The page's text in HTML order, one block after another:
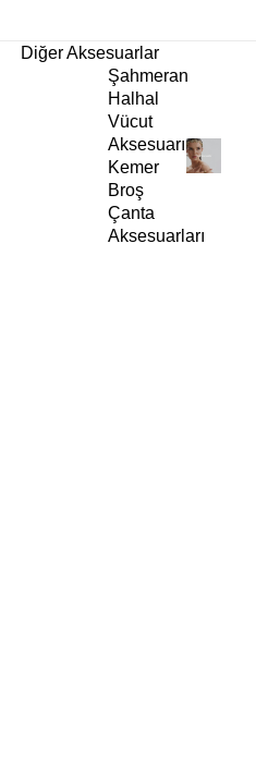
Diğer Aksesuarlar
Şahmeran
Halhal
Vücut
Aksesuarı
Kemer
Broş
Çanta
Aksesuarları